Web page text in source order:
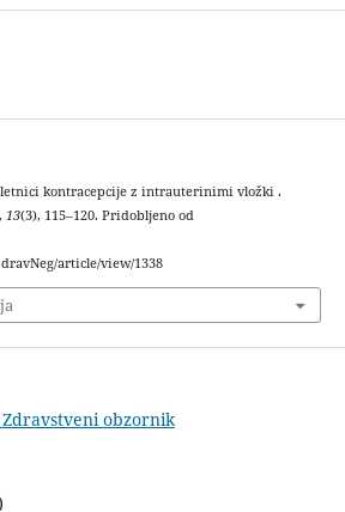
letnici kontracepcije z intrauterinimi vložki .
13(3), 115–120. Pridobljeno od
article/view/1338
Zdravstveni obzornik